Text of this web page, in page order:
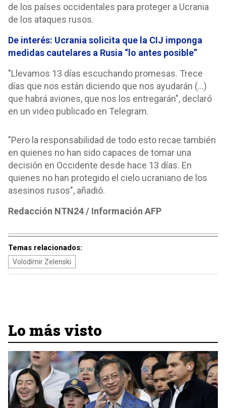
de los países occidentales para proteger a Ucrania
de los ataques rusos.
De interés: Ucrania solicita que la CIJ imponga
medidas cautelares a Rusia “lo antes posible”
"Llevamos 13 días escuchando promesas. Trece
días que nos están diciendo que nos ayudarán (...)
que habrá aviones, que nos los entregarán", declaró
en un video publicado en Telegram.
"Pero la responsabilidad de todo esto recae también
en quienes no han sido capaces de tomar una
decisión en Occidente desde hace 13 días. En
quienes no han protegido el cielo ucraniano de los
asesinos rusos", añadió.
Redacción NTN24 / Información AFP
Temas relacionados:
Volodímir Zelenski
Lo más visto